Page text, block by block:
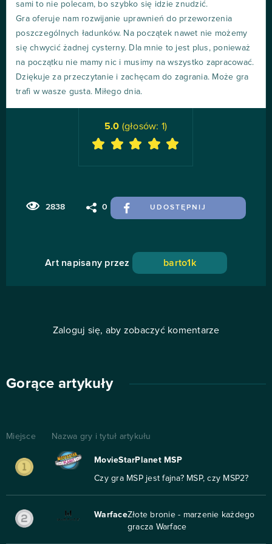
sami to nie polecam, bo szybko się idzie znudzić.
Gra oferuje nam rozwijanie uprawnień do przeworzenia
poszczególnych ładunków. Na początek nawet nie możemy
się chwycić żadnej cysterny. Dla mnie to jest plus, ponieważ
na początku nie mamy nic i musimy na wszystko zapracować.
Dziękuje za przeczytanie i zachęcam do zagrania. Może gra
trafi w wasze gusta. Miłego dnia.
2838 0 UDOSTĘPNIJ
5.0 (głosów: 1)
Art napisany przez barto1k
Zaloguj się, aby zobaczyć komentarze
Gorące artykuły
Miejsce Nazwa gry i tytuł artykułu
MovieStarPlanet MSP
Czy gra MSP jest fajna? MSP, czy MSP2?
WarfaceZłote bronie - marzenie każdego
gracza Warface